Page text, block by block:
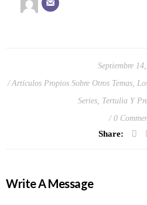
Septiembre
Artículos Propios Sobre Otros Temas
Series, Tertulia Y
0
Share:
Write A Message